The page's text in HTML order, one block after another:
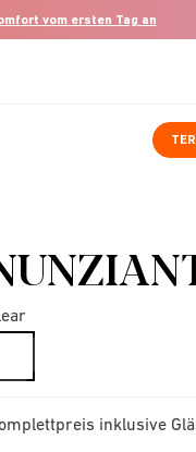
vom ersten Tag an
selected
inklusive